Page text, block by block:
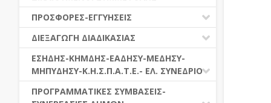
ΓΕΝΙΚΕΣ ΑΡΧΕΣ ΚΑΙ ΚΑΝΟΝΕΣ
ΑΞΙΑ ΣΥΜΒΑΣΗΣ
ΕΙΔΗ ΣΥΜΒΑΣΕΩΝ
ΔΙΑΦΟΡΑ
ΠΡΟΕΤΟΙΜΑΣΙΑ
ΕΓΓΡΑΦΑ ΤΗΣ ΣΥΜΒΑΣΗΣ
ΔΗΜΟΣΙΕΥΣΕΙΣ
ΕΝΑΡΞΗ-ΠΡΟΘΕΣΜΙΕΣ
ΔΙΚΑΙΟΥΜΕΝΟΙ ΣΥΜΜΕΤΟΧΗΣ
ΚΡΙΤΗΡΙΑ ΕΠΙΛΟΓΗΣ
ΛΟΓΟΙ ΑΠΟΚΛΕΙΣΜΟΥ
ΔΙΚΑΙΟΛΟΓΗΤΙΚΑ ΛΟΓΩΝ
ΑΠΟΚΛΕΙΣΜΟΥ & ΚΡΙΤΗΡΙΩΝ
ΕΠΙΛΟΓΗΣ
ΕΕΕΣ
ΠΡΟΣΦΟΡΕΣ-ΕΓΓΥΗΣΕΙΣ
ΕΓΓΥΗΣΕΙΣ
ΠΡΟΣΦΟΡΕΣ
ΔΙΕΞΑΓΩΓΗ ΔΙΑΔΙΚΑΣΙΑΣ
ΑΞΙΟΛΟΓΗΣΗ ΚΑΙ ΑΝΑΘΕΣΗ
ΑΠΟΤΕΛΕΣΜΑ ΔΙΑΔΙΚΑΣΙΑΣ
ΠΡΟΣΦΥΓΕΣ-ΕΝΣΤΑΣΕΙΣ
ΕΣΗΔΗΣ-ΚΗΜΔΗΣ-ΕΑΔΗΣΥ-ΜΕΔΗΣΥ-
ΜΗΠΥΔΗΣΥ-Κ.Η.Σ.Π.Α.Τ.Ε.- ΕΛ. ΣΥΝΕΔΡΙΟ
ΕΑΑΔΗΣΥ
ΠΡΟΓΡΑΜΜΑΤΙΚΕΣ ΣΥΜΒΑΣΕΙΣ-